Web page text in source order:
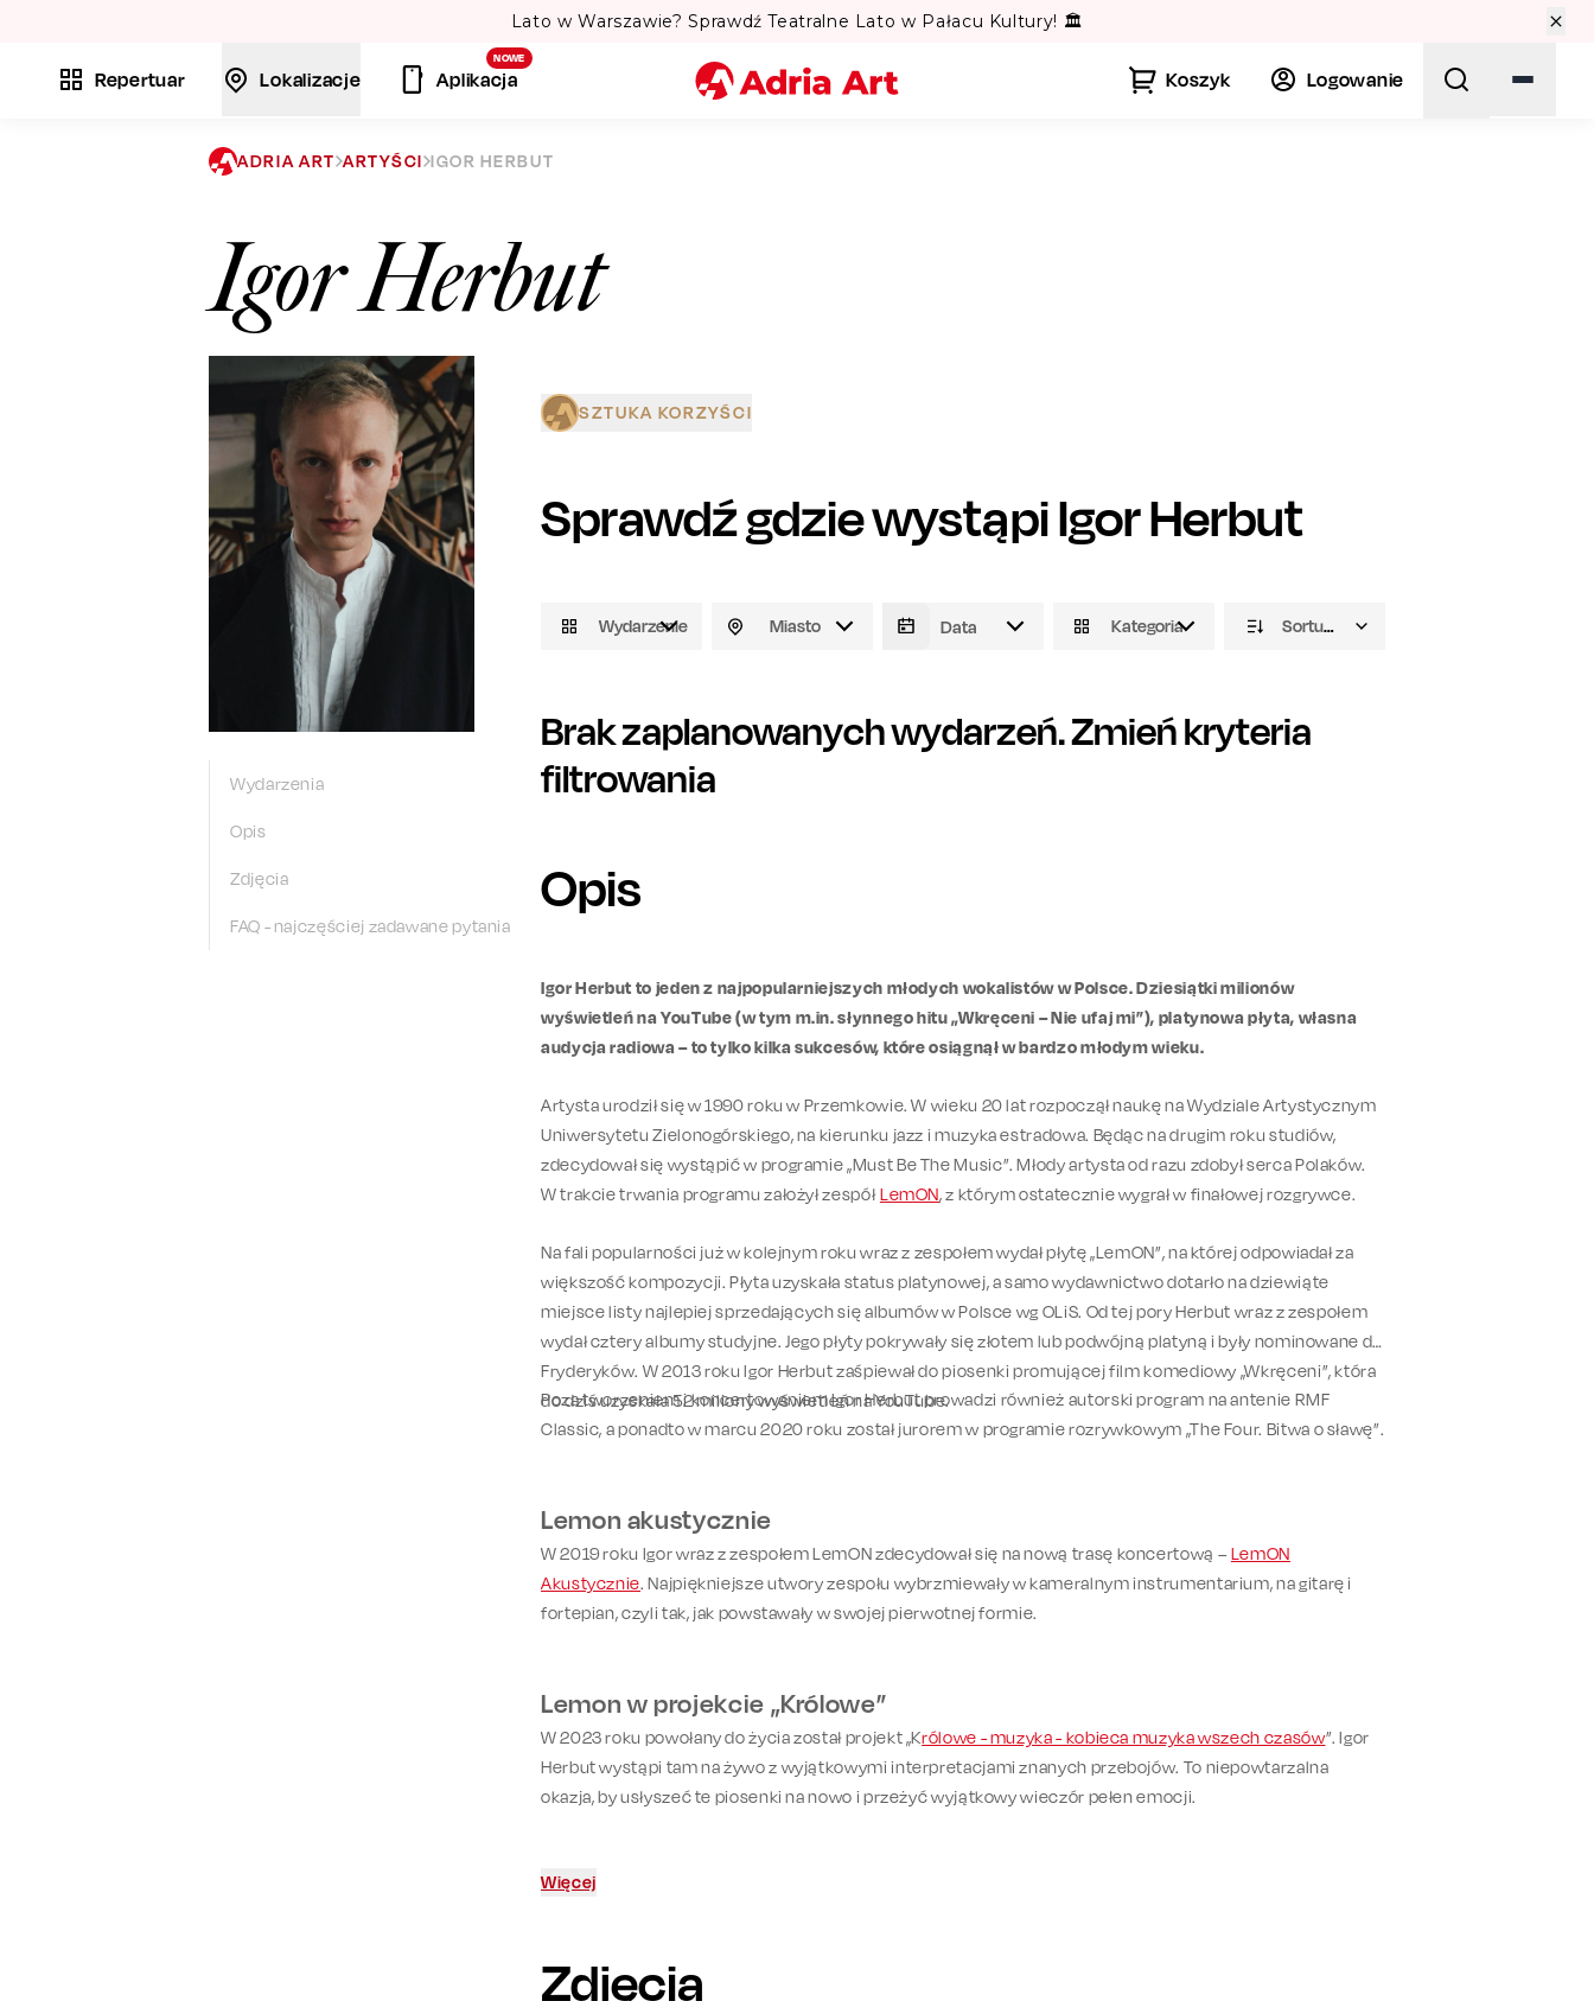
Lato w Warszawie? Sprawdź Teatralne Lato w Pałacu Kultury! 🏛️
Repertuar Lokalizacje
NOWE
Aplikacja Koszyk Logowanie
ADRIA ART ARTYŚCI IGOR HERBUT
Igor Herbut
Wydarzenia
Opis
Zdjęcia
FAQ - najczęściej zadawane pytania
SZTUKA KORZYŚCI
Sprawdź gdzie wystąpiIgor Herbut
Wydarzenie Miasto Kategoria Sortuj domyślnie
Brak zaplanowanych wydarzeń. Zmień kryteria
filtrowania
Opis
Igor Herbut to jeden z najpopularniejszych młodych wokalistów w Polsce. Dziesiątki milionów
wyświetleń na YouTube (w tym m.in. słynnego hitu „Wkręceni – Nie ufaj mi”), platynowa płyta, własna
audycja radiowa – to tylko kilka sukcesów, które osiągnął w bardzo młodym wieku.
Artysta urodził się w 1990 roku w Przemkowie. W wieku 20 lat rozpoczął naukę na Wydziale Artystycznym
Uniwersytetu Zielonogórskiego, na kierunku jazz i muzyka estradowa. Będąc na drugim roku studiów,
zdecydował się wystąpić w programie „Must Be The Music”. Młody artysta od razu zdobył serca Polaków.
W trakcie trwania programu założył zespół LemON, z którym ostatecznie wygrał w finałowej rozgrywce.
Na fali popularności już w kolejnym roku wraz z zespołem wydał płytę „LemON”, na której odpowiadał za
większość kompozycji. Płyta uzyskała status platynowej, a samo wydawnictwo dotarło na dziewiąte
miejsce listy najlepiej sprzedających się albumów w Polsce wg OLiS. Od tej pory Herbut wraz z zespołem
wydał cztery albumy studyjne. Jego płyty pokrywały się złotem lub podwójną platyną i były nominowane do
Fryderyków. W 2013 roku Igor Herbut zaśpiewał do piosenki promującej film komediowy „Wkręceni”, która
do dziś uzyskała 52 miliony wyświetleń na YouTube.
Poza tworzeniem i koncertowaniem Igor Herbut prowadzi również autorski program na antenie RMF
Classic, a ponadto w marcu 2020 roku został jurorem w programie rozrywkowym „The Four. Bitwa o sławę”.
Lemon akustycznie
W 2019 roku Igor wraz z zespołem LemON zdecydował się na nową trasę koncertową –LemON
Akustycznie. Najpiękniejsze utwory zespołu wybrzmiewały w kameralnym instrumentarium, na gitarę i
fortepian, czyli tak, jak powstawały w swojej pierwotnej formie.
Lemon w projekcie „Królowe”
W 2023 roku powołany do życia został projekt „Królowe - muzyka - kobieca muzyka wszech czasów”. Igor
Herbut wystąpi tam na żywo z wyjątkowymi interpretacjami znanych przebojów. To niepowtarzalna
okazja, by usłyszeć te piosenki na nowo i przeżyć wyjątkowy wieczór pełen emocji.
Więcej
Zdjęcia